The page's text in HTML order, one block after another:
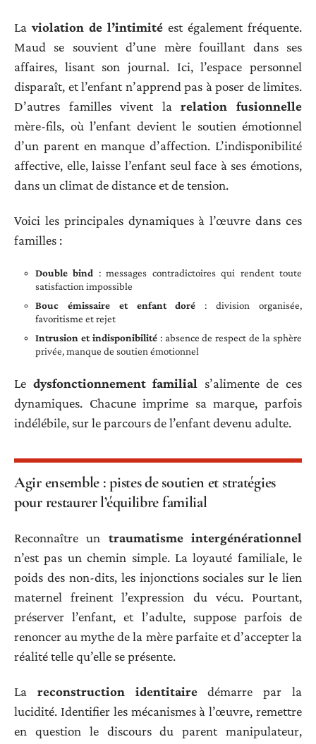
La violation de l’intimité est également fréquente.
Maud se souvient d’une mère fouillant dans ses
affaires, lisant son journal. Ici, l’espace personnel
disparaît, et l’enfant n’apprend pas à poser de limites.
D’autres familles vivent larelation fusionnelle
mère-fils, où l’enfant devient le soutien émotionnel
d’un parent en manque d’affection. L’indisponibilité
affective, elle, laisse l’enfant seul face à ses émotions,
dans un climat de distance et de tension.
Voici les principales dynamiques à l’œuvre dans ces
familles :
Double bind : messages contradictoires qui rendent toute
satisfaction impossible
Bouc émissaire et enfant doré : division organisée,
favoritisme et rejet
Intrusion et indisponibilité: absence de respect de la sphère
privée, manque de soutien émotionnel
Le dysfonctionnement familial
s’alimente de ces
dynamiques. Chacune imprime sa marque, parfois
indélébile, sur le parcours de l’enfant devenu adulte.
Agir ensemble : pistes de soutien et stratégies
pour restaurer l’équilibre familial
Reconnaître un traumatisme intergénérationnel
n’est pas un chemin simple. La loyauté familiale, le
poids des non-dits, les injonctions sociales sur le lien
maternel freinent l’expression du vécu. Pourtant,
préserver l’enfant, et l’adulte, suppose parfois de
renoncer au mythe de la mère parfaite et d’accepter la
réalité telle qu’elle se présente.
La reconstruction identitairedémarre par la
lucidité. Identifier les mécanismes à l’œuvre, remettre
en question le discours du parent manipulateur,